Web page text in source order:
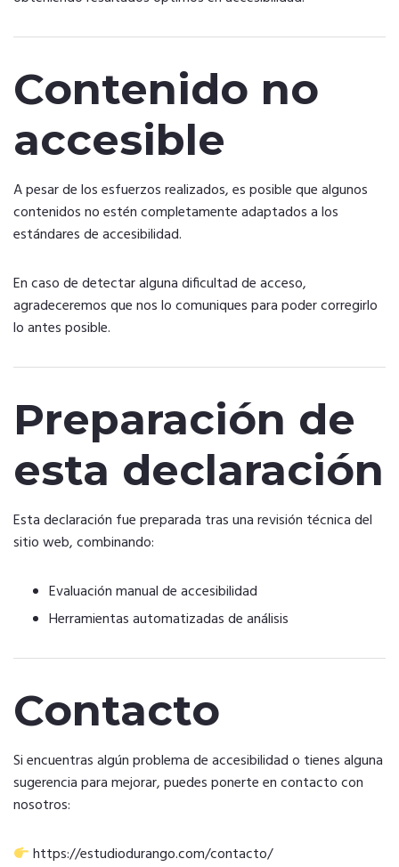
Contenido no
accesible
A pesar de los esfuerzos realizados, es posible que algunos
contenidos no estén completamente adaptados a los
estándares de accesibilidad.
En caso de detectar alguna dificultad de acceso,
agradeceremos que nos lo comuniques para poder corregirlo
lo antes posible.
Preparación de
esta declaración
Esta declaración fue preparada tras una revisión técnica del
sitio web, combinando:
Evaluación manual de accesibilidad
Herramientas automatizadas de análisis
Contacto
Si encuentras algún problema de accesibilidad o tienes alguna
sugerencia para mejorar, puedes ponerte en contacto con
nosotros:
https://estudiodurango.com/contacto/